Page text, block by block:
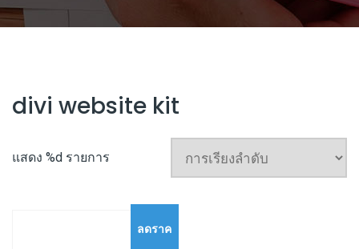
divi website kit
แสดง %d รายการ
ลดราค